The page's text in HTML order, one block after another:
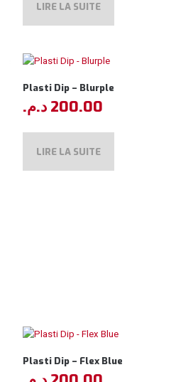
LIRE LA SUITE
Plasti Dip – Blurple
200.00 د.م.
LIRE LA SUITE
Plasti Dip – Flex Blue